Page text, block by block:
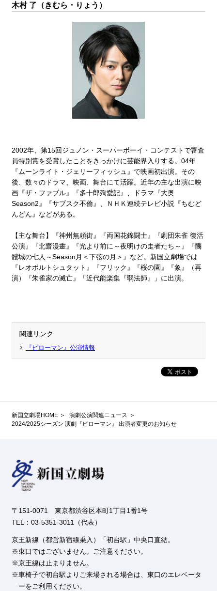
木村 了（きむら・りょう）
2002年、第15回ジュノン・スーパーボーイ・コンテストで審査
員特別賞を受賞したことをきっかけに芸能界入りする。04年
『ムーンライト・ジェリーフィッシュ』で映画初出演。その
後、数々のドラマ、映画、舞台にて活躍。近年の主な出演に映
画『ザ・ファブル』『多十郎殉愛記』、ドラマ『大奥
Season2』『サブスク不倫』、ＮＨＫ連続テレビ小説『ちむど
んどん』などがある。
【主な舞台】『神州無頼街』『両国花錦闘士』『劇団朱雀 復活
公演』『北齋漫畫』『光より前に～夜明けの走者たち～』『髑
髏城の七人～Season月＜下弦の月＞』など。新国立劇場では
『レオポルトシュタット』『フリック』『桜の園』『象』（再
演）『朱雀家の滅亡』「近代能楽集『弱法師』」に出演。
関連リンク
『ピローマン』公演情報
新国立劇場HOME
演劇公演関連ニュース
2024/2025シーズン 演劇『ピローマン』 出演者変更のお知らせ
〒151-0071 東京都渋谷区本町1丁目1番1号
TEL：03-5351-3011（代表）
京王新線（都営新宿線乗入）「初台駅」中央口直結。
東口ではございません。ご注意ください。
京王線は止まりません。
車椅子で初台駅よりご来場される場合は、東口のエレベータ
ーをご利用ください。